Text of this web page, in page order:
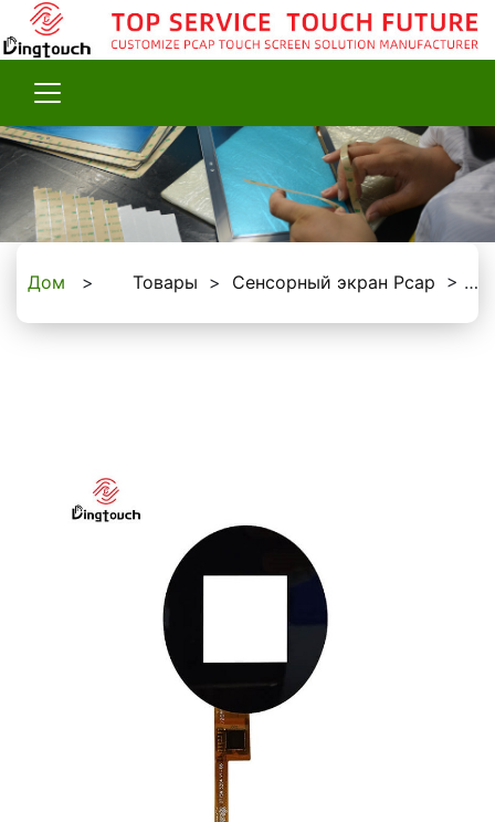
Дом > Товары > Сенсорный экран Pcap >